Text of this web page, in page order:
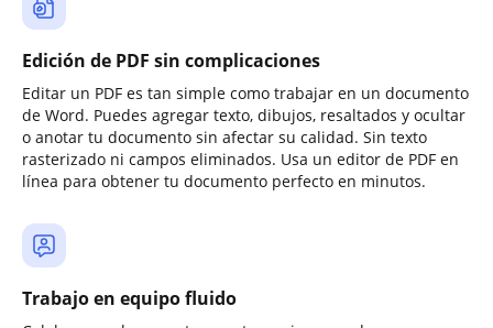
Edición de PDF sin complicaciones
Editar un PDF es tan simple como trabajar en un documento
de Word. Puedes agregar texto, dibujos, resaltados y ocultar
o anotar tu documento sin afectar su calidad. Sin texto
rasterizado ni campos eliminados. Usa un editor de PDF en
línea para obtener tu documento perfecto en minutos.
Trabajo en equipo fluido